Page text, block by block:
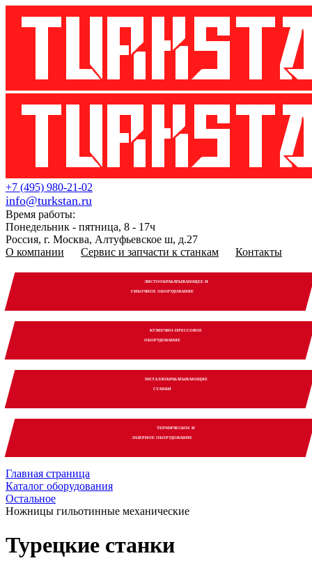
+7 (495) 980-21-02
info@turkstan.ru
Время работы:
Понедельник - пятница, 8 - 17ч
Россия, г. Москва, Алтуфьевское ш, д.27
О компании
Сервис и запчасти к станкам Контакты
ЛИСТООБРАБАТЫВАЮЩЕЕ И
ГИБОЧНОЕ ОБОРУДОВАНИЕ
КУЗНЕЧНО-ПРЕССОВОЕ
ОБОРУДОВАНИЕ
МЕТАЛЛОБРАБАТЫВАЮЩИЕ
СТАНКИ
ТЕРМИЧЕСКОЕ И
ЛАЗЕРНОЕ ОБОРУДОВАНИЕ
Главная страница
Каталог оборудования
Остальное
Ножницы гильотинные механические
Турецкие станки